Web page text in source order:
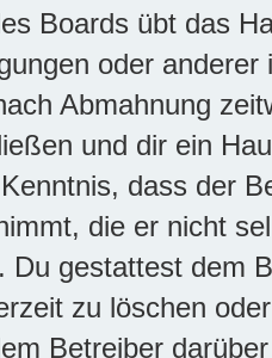
Boards übt das
oder
Abmahnung
und dir ein
dass der
die er nicht
Du gestattest dem
zu löschen
Betreiber